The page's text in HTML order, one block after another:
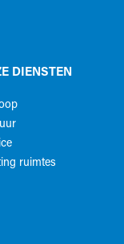
DIENSTEN
ruimtes